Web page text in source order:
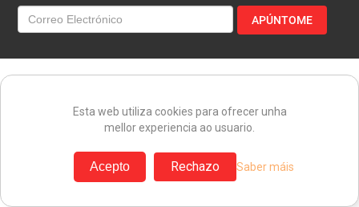
APÚNTOME
Esta web utiliza cookies para ofrecer unha
mellor experiencia ao usuario.
Acepto Rechazo Saber máis